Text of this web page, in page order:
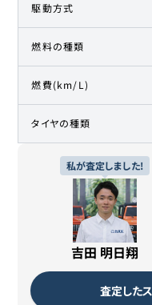
駆動方式
燃料の種類
燃費(km/L)
タイヤの種類
私が査定しました!
吉田 明日翔
査定した